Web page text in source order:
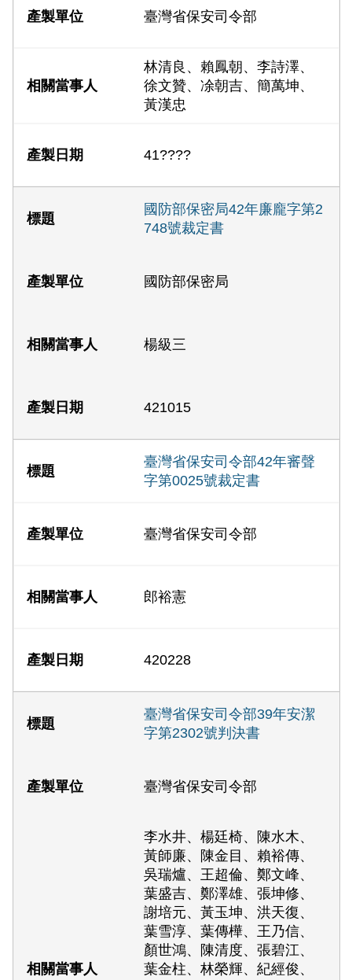
臺灣省保安司令部
林清良、賴鳳朝、李詩澤、
徐文贊、凃朝吉、簡萬坤、
黃漢忠
41????
國防部保密局42年廉龐字第2
748號裁定書
國防部保密局
楊級三
421015
臺灣省保安司令部42年審聲
字第0025號裁定書
臺灣省保安司令部
郎裕憲
420228
臺灣省保安司令部39年安潔
字第2302號判決書
臺灣省保安司令部
李水井、楊廷椅、陳水木、
黃師廉、陳金目、賴裕傳、
吳瑞爐、王超倫、鄭文峰、
葉盛吉、鄭澤雄、張坤修、
謝培元、黃玉坤、洪天復、
葉雪淳、葉傳樺、王乃信、
顏世鴻、陳清度、張碧江、
葉金柱、林榮輝、紀經俊、